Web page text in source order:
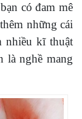
có đam mê
những cái
nhiều kĩ thuật
là nghề mang